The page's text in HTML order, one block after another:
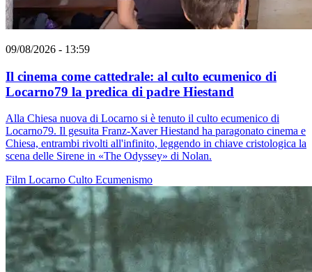
09/08/2026 - 13:59
Il cinema come cattedrale: al culto ecumenico di
Locarno79 la predica di padre Hiestand
Alla Chiesa nuova di Locarno si è tenuto il culto ecumenico di
Locarno79. Il gesuita Franz-Xaver Hiestand ha paragonato cinema e
Chiesa, entrambi rivolti all'infinito, leggendo in chiave cristologica la
scena delle Sirene in «The Odyssey» di Nolan.
Film Locarno Culto Ecumenismo